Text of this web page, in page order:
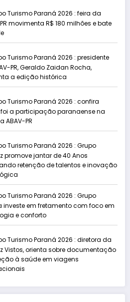
Turismo Paraná 2026 : feira da
movimenta R$ 180 milhões e bate
Turismo Paraná 2026 : presidente
PR, Geraldo Zaidan Rocha,
a edição histórica
Turismo Paraná 2026 : confira
a participação paranaense na
ABAV-PR
Turismo Paraná 2026 : Grupo
promove jantar de 40 Anos
retenção de talentos e inovação
Turismo Paraná 2026 : Grupo
investe em fretamento com foco em
e conforto
Turismo Paraná 2026 : diretora da
Vistos, orienta sobre documentação
à saúde em viagens